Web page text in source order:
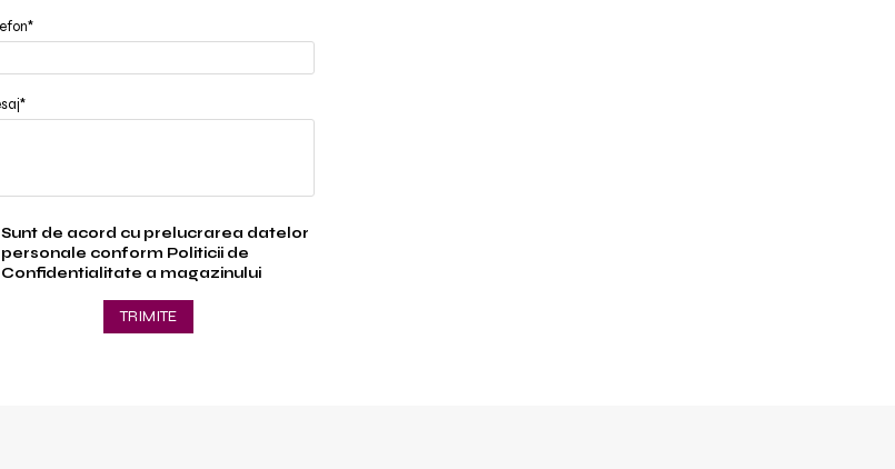
Sunt de acord cu prelucrarea datelor
personale conform Politicii de
Confidentialitate a magazinului
TRIMITE